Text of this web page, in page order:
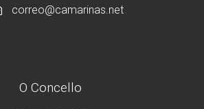
correo@camarinas.net
O Concello